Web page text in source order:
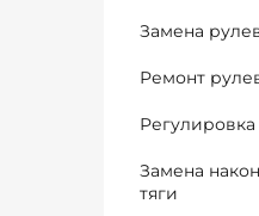
Замена
Ремонт
Регулировка
Замена
тяги